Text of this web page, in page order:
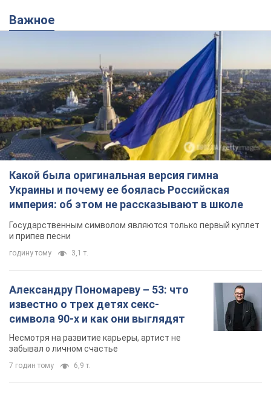
Важное
Какой была оригинальная версия гимна
Украины и почему ее боялась Российская
империя: об этом не рассказывают в школе
Государственным символом являются только первый куплет
и припев песни
годину тому 3,1 т.
Александру Пономареву – 53: что
известно о трех детях секс-
символа 90-х и как они выглядят
Несмотря на развитие карьеры, артист не
забывал о личном счастье
7 годин тому 6,9 т.